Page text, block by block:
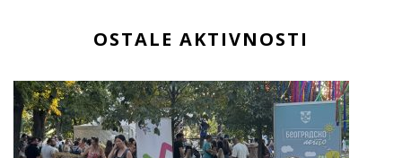
OSTALE AKTIVNOSTI